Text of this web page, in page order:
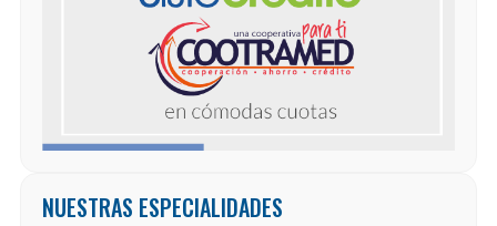
NUESTRAS ESPECIALIDADES